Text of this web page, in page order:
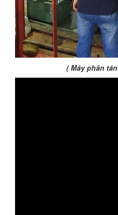
( Máy phân